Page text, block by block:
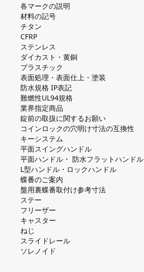
各マークの説明
材料の記号
チタン
CFRP
ステンレス
ダイカスト・⻩銅
プラスチック
表面処理・表面仕上・塗装
防⽔規格 IP表記
難燃性UL94規格
業界指定商品
錠前の取扱に関するお願い
コインロックの⽳明け⼨法の互換性
キーシステム
平⾯スイングハンドル
平⾯ハンドル・ 防⽔フラットハンドル
L型ハンドル・ロックハンドル
蝶番のご案内
盤⽤裏蝶番取付け参考⼨法
ステー
フリーザー
キャスター
ねじ
スライドレール
ソレノイド